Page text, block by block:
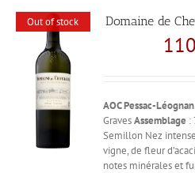
Out of stock Domaine de
AOC Pessac-
GravesAssemblage :
Semillon Nez
vigne, de fleur
notes minérales et